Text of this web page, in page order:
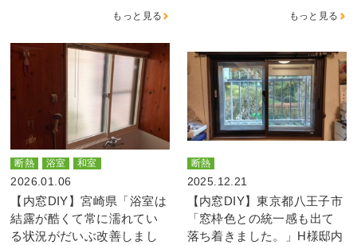
もっと見る もっと見る
断熱 浴室 和室
2026.01.06
【内窓DIY】宮崎県「浴室は
結露が酷くて常に濡れてい
る状況がだいぶ改善しまし
断熱
2025.12.21
【内窓DIY】東京都八王子市
「窓枠色との統一感も出て
落ち着きました。」H様邸内